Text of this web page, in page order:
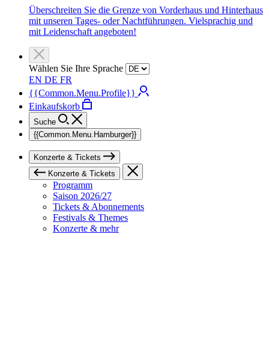
Überschreiten Sie die Grenze von Vorderhaus und Hinterhaus
mit unseren Tages- oder Nachtführungen. Vielsprachig und
mit Leidenschaft angeboten!
Wählen Sie Ihre Sprache
EN DE FR
{{Common.Menu.Profile}}
Einkaufskorb
Suche
{{Common.Menu.Hamburger}}
Konzerte & Tickets
Konzerte & Tickets
Programm
Saison 2026/27
Tickets & Abonnements
Festivals & Themes
Konzerte & mehr